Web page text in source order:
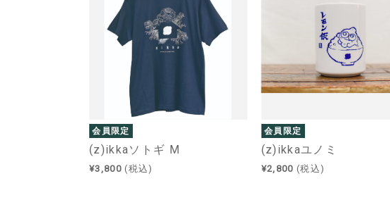
会員限定
(z)ikkaソトギ M
¥3,800 (税込)
会員限定
(z)ikkaユノミ
¥2,800 (税込)